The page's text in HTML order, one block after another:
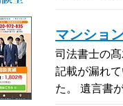
マンショ
司法書士の
記載が漏れ
た。 遺言書